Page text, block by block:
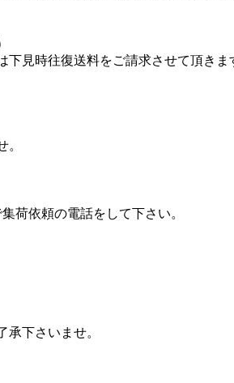
見時往復送料をご請求させて頂きま
荷依頼の電話をして下さい。
下さいませ。